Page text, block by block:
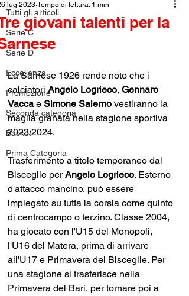
Tutti gli articoli
Serie C
Serie D
Eccellenza
Promozione
Seconda categoria
Basket
Prima Categoria
giovani talenti per la
lug 2023 Tempo di lettura: 1 min
La Sarnese 1926 rende noto che i
calciatori Angelo Logrieco, Gennaro
Vacca e Simone Salerno vestiranno la
maglia granata nella stagione sportiva
2023/2024.
Trasferimento a titolo temporaneo dal
Bisceglie per Angelo Logrieco. Esterno
d'attacco mancino, può essere
impiegato su tutta la corsia come quinto
di centrocampo o terzino. Classe 2004,
ha giocato con l'U15 del Monopoli,
l'U16 del Matera, prima di arrivare
all'U17 e Primavera del Bisceglie. Per
una stagione si trasferisce nella
Primavera del Bari, per tornare poi a